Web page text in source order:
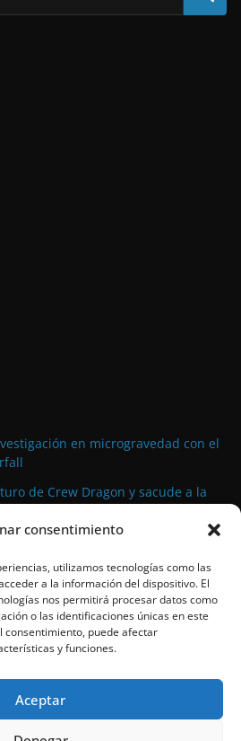
consentimiento
utilizamos tecnologías como las
a la información del dispositivo. El
nos permitirá procesar datos como
o las identificaciones únicas en este
puede afectar
y funciones.
Aceptar
en microgravedad con el
de Crew Dragon y sacude a la
pequeño tamaño
5N: tecnología de vanguardia para
el espacio
con el 90º lanzamiento de